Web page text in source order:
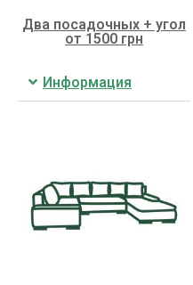
Два посадочных + угол
от 1500 грн
Информация